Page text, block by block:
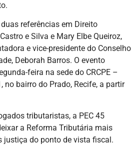
referências em Direito
e Silva e Mary Elbe Queiroz,
e vice-presidente do Conselho
Deborah Barros. O evento
feira na sede do CRCPE –
no bairro do Prado, Recife, a partir
tributaristas, a PEC 45
a Reforma Tributária mais
justiça do ponto de vista fiscal.